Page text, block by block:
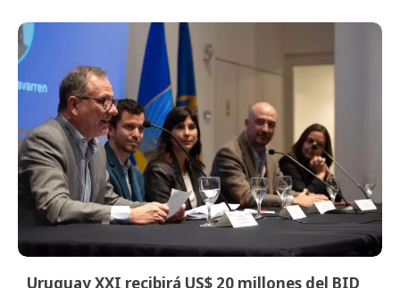
Uruguay XXI recibirá US$ 20 millones del BID